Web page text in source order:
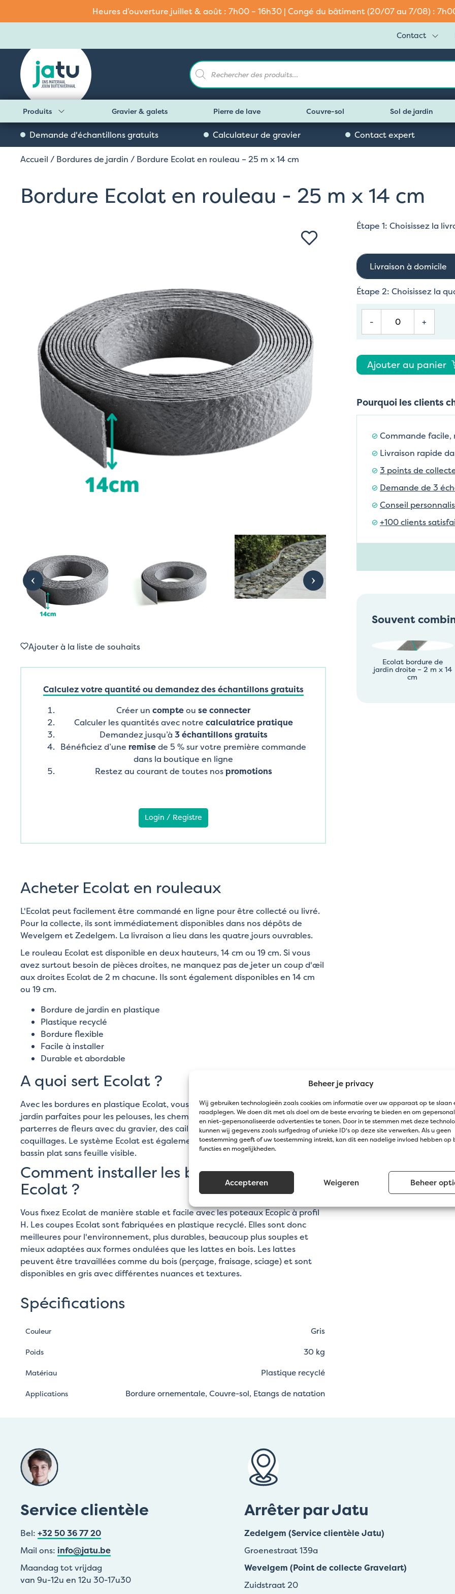
Beheer je privacy
Wij gebruiken technologieën zoals cookies om informatie over uw apparaat op te slaan
raadplegen. We doen dit met als doel om de beste ervaring te bieden en om
en niet-gepersonaliseerde advertenties te tonen. Door in te stemmen met deze
kunnen wij gegevens zoals surfgedrag of unieke ID's op deze site verwerken. Als u geen
toestemming geeft of uw toestemming intrekt, kan dit een nadelige invloed hebben op
functies en mogelijkheden.
Accepteren Weigeren Beheer
Heures d’ouverture juillet & août : 7h00 – 16h30 | Congé du bâtiment (20/07 au 7/08) :
Contact
Recherche
de
produits
Produits Gravier & galets Pierre de lave Couvre-sol Sol de jardin
Demande d'échantillons gratuits Calculateur de gravier Contact expert
Accueil / Bordures de jardin / Bordure Ecolat en rouleau – 25 m x 14 cm
Bordure Ecolat en rouleau - 25 m x 14 cm
Ajouter à la liste de souhaits
Calculez votre quantité ou demandez des échantillons gratuits
Créer un compteou se connecter
Calculer les quantités avec notre calculatrice pratique
Demandez jusqu’à 3 échantillons gratuits
Bénéficiez d’une remisede 5 % sur votre première commande
dans la boutique en ligne
Restez au courant de toutes nos promotions
Login / Registre
Acheter Ecolat en rouleaux
L'Ecolat peut facilement être commandé en ligne pour être collecté ou livré.
Pour la collecte, ils sont immédiatement disponibles dans nos dépôts de
Wevelgem et Zedelgem. La livraison a lieu dans les quatre jours ouvrables.
Le rouleau Ecolat est disponible en deux hauteurs, 14 cm ou 19 cm. Si vous
avez surtout besoin de pièces droites, ne manquez pas de jeter un coup d'œil
aux droites Ecolat de 2 m chacune. Ils sont également disponibles en 14 cm
ou 19 cm.
Bordure de jardin en plastique
Plastique recyclé
Bordure flexible
Facile à installer
Durable et abordable
A quoi sert Ecolat ?
Avec les bordures en plastique Ecolat, vous pouvez créer des bordures de
jardin parfaites pour les pelouses, les chemins de jardin, les bordures et les
parterres de fleurs avec du gravier, des cailloux, des écorces ou des
coquillages. Le système Ecolat est également idéal pour créer un bord de
bassin plat sans feuille visible.
Comment installer les bordures de bassin
Ecolat ?
Vous fixez Ecolat de manière stable et facile avec les poteaux Ecopic à profil
H. Les coupes Ecolat sont fabriquées en plastique recyclé. Elles sont donc
meilleures pour l'environnement, plus durables, beaucoup plus souples et
mieux adaptées aux formes ondulées que les lattes en bois. Les lattes
peuvent être travaillées comme du bois (perçage, fraisage, sciage) et sont
disponibles en gris avec différentes nuances et textures.
Spécifications
Couleur Gris
Poids 30 kg
Matériau Plastique recyclé
Applications Bordure ornementale, Couvre-sol, Etangs de natation
Étape 1: Choisissez la
Livraison à domicile
Étape 2: Choisissez la
- +
Ajouter au panier
Pourquoi les clients
Commande facile,
Livraison rapide
3 points de
Demande de 3
Conseil
+100 clients
Souvent
Ecolat bordure de
jardin droite – 2 m x 14
cm
Service clientèle
Bel: +32 50 36 77 20
Mail ons: info@jatu.be
Maandag tot vrijdag
van 9u-12u en 12u 30-17u30
Arrêter par Jatu
Zedelgem (Service clientèle Jatu)
Groenestraat 139a
Wevelgem (Point de collecte Gravelart)
Zuidstraat 20